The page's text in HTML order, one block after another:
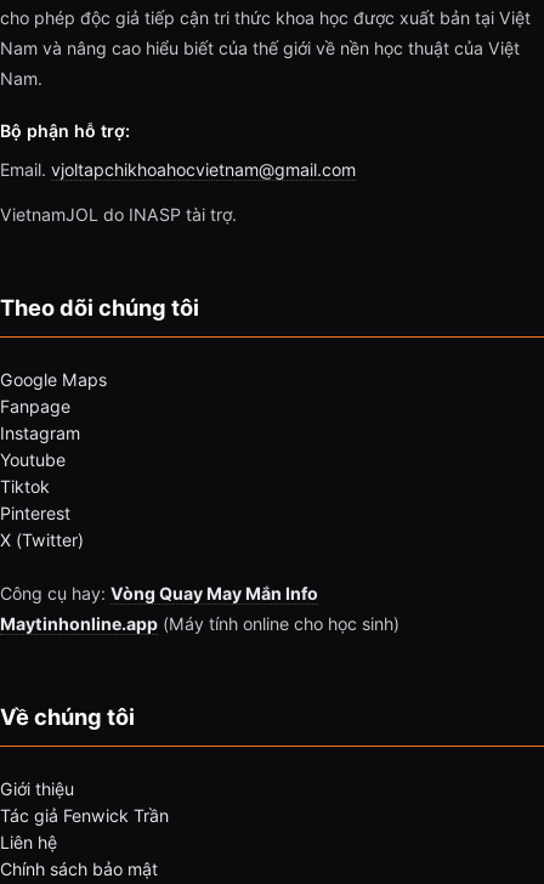
cho phép độc giả tiếp cận tri thức khoa học được xuất bản tại Việt
Nam và nâng cao hiểu biết của thế giới về nền học thuật của Việt
Nam.
Bộ phận hỗ trợ:
Email. vjoltapchikhoahocvietnam@gmail.com
VietnamJOL do INASP tài trợ.
Theo dõi chúng tôi
Google Maps
Fanpage
Instagram
Youtube
Tiktok
Pinterest
X (Twitter)
Công cụ hay: Vòng Quay May Mắn Info
Maytinhonline.app (Máy tính online cho học sinh)
Về chúng tôi
Giới thiệu
Tác giả Fenwick Trần
Liên hệ
Chính sách bảo mật